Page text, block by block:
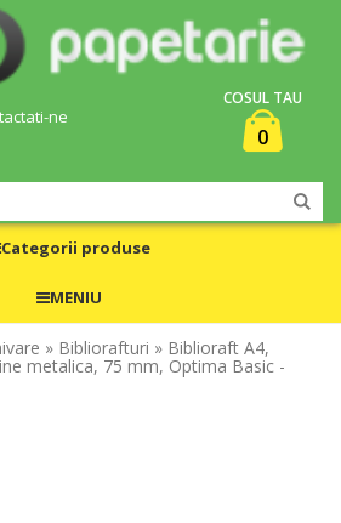
ne
COSUL TAU
0
Categorii produse
MENIU
» Bibliorafturi » Biblioraft A4,
metalica, 75 mm, Optima Basic -